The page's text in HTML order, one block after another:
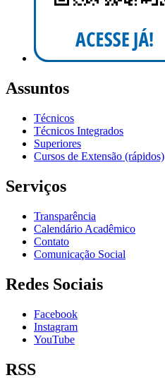
Assuntos
Técnicos
Técnicos Integrados
Superiores
Cursos de Extensão (rápidos)
Serviços
Transparência
Calendário Acadêmico
Contato
Comunicação Social
Redes Sociais
Facebook
Instagram
YouTube
RSS